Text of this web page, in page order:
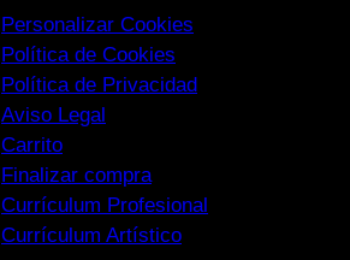
Personalizar Cookies
Política de Cookies
Política de Privacidad
Aviso Legal
Carrito
Finalizar compra
Currículum Profesional
Currículum Artístico